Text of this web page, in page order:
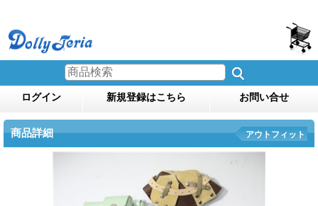
ログイン 新規登録はこちら お問い合せ
商品詳細 アウトフィット